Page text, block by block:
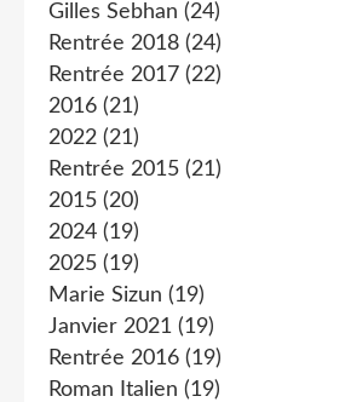
Gilles Sebhan (24)
Rentrée 2018 (24)
Rentrée 2017 (22)
2016 (21)
2022 (21)
Rentrée 2015 (21)
2015 (20)
2024 (19)
2025 (19)
Marie Sizun (19)
Janvier 2021 (19)
Rentrée 2016 (19)
Roman Italien (19)